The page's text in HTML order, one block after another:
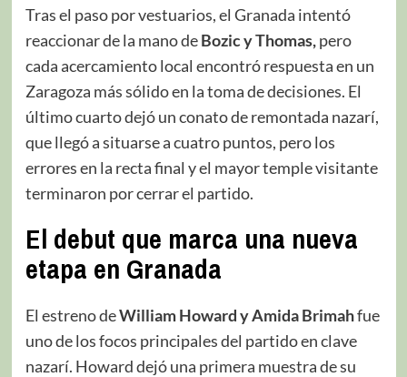
Tras el paso por vestuarios, el Granada intentó
reaccionar de la mano deBozic y Thomas,pero
cada acercamiento local encontró respuesta en un
Zaragoza más sólido en la toma de decisiones. El
último cuarto dejó un conato de remontada nazarí,
que llegó a situarse a cuatro puntos, pero los
errores en la recta final y el mayor temple visitante
terminaron por cerrar el partido.
El debut que marca una nueva
etapa en Granada
El estreno deWilliam Howard y Amida Brimahfue
uno de los focos principales del partido en clave
nazarí. Howard dejó una primera muestra de su